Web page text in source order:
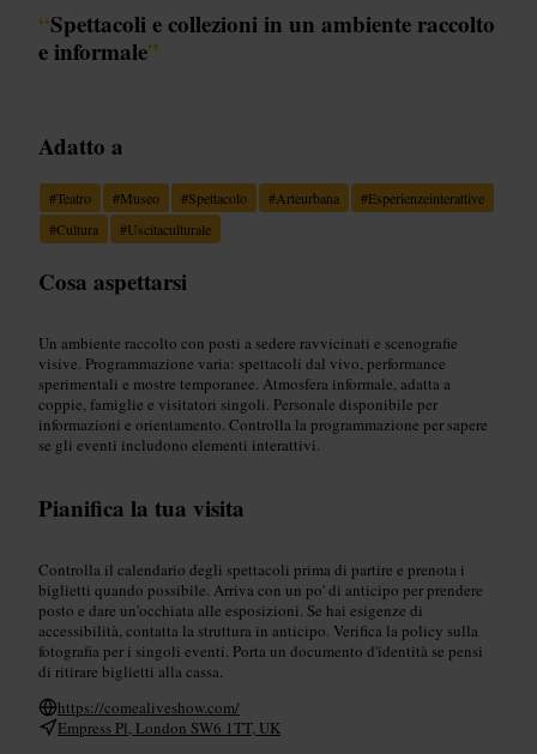
“Spettacoli e collezioni in un ambiente raccolto
e informale”
Adatto a
#Teatro #Museo #Spettacolo #Arteurbana #Esperienzeinterattive
#Cultura #Uscitaculturale
Cosa aspettarsi
Un ambiente raccolto con posti a sedere ravvicinati e scenografie
visive. Programmazione varia: spettacoli dal vivo, performance
sperimentali e mostre temporanee. Atmosfera informale, adatta a
coppie, famiglie e visitatori singoli. Personale disponibile per
informazioni e orientamento. Controlla la programmazione per sapere
se gli eventi includono elementi interattivi.
Pianifica la tua visita
Controlla il calendario degli spettacoli prima di partire e prenota i
biglietti quando possibile. Arriva con un po' di anticipo per prendere
posto e dare un'occhiata alle esposizioni. Se hai esigenze di
accessibilità, contatta la struttura in anticipo. Verifica la policy sulla
fotografia per i singoli eventi. Porta un documento d'identità se pensi
di ritirare biglietti alla cassa.
https://comealiveshow.com/
Empress Pl, London SW6 1TT, UK